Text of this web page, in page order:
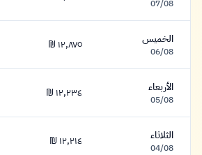
07/08
الخميس
06/08 ١٢,٨٧٥ شيكل
١٢,٨٧٥ ₪
الأربعاء
05/08 ١٢,٢٣٤ شيكل
١٢,٢٣٤ ₪
الثلاثاء
04/08 ١٢,٢١٤ شيكل
١٢,٢١٤ ₪